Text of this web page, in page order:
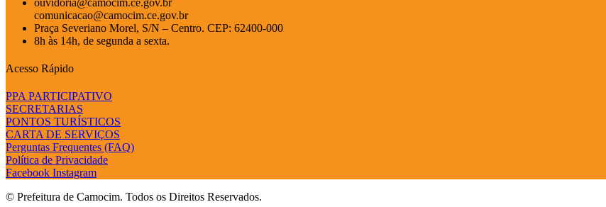
comunicacao@camocim.ce.gov.br
Praça Severiano Morel, S/N – Centro. CEP: 62400-000
8h às 14h, de segunda a sexta.
Acesso Rápido
PPA PARTICIPATIVO
SECRETARIAS
PONTOS TURÍSTICOS
CARTA DE SERVIÇOS
Perguntas Frequentes (FAQ)
Política de Privacidade
Facebook Instagram
© Prefeitura de Camocim. Todos os Direitos Reservados.